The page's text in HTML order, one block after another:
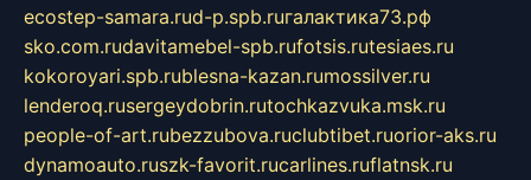
ecostep-samara.rud-p.spb.ruгалактика73.рф
sko.com.rudavitamebel-spb.rufotsis.rutesiaes.ru
kokoroyari.spb.rublesna-kazan.rumossilver.ru
lenderoq.rusergeydobrin.rutochkazvuka.msk.ru
people-of-art.rubezzubova.ruclubtibet.ruorior-aks.ru
dynamoauto.ruszk-favorit.rucarlines.ruflatnsk.ru